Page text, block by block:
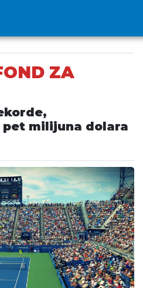
ZA
milijuna dolara